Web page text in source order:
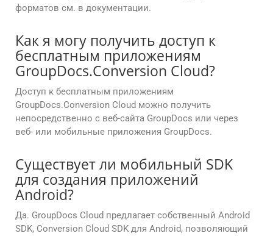
форматов см. в документации.
Как я могу получить доступ к
бесплатным приложениям
GroupDocs.Conversion Cloud?
Доступ к бесплатным приложениям
GroupDocs.Conversion Cloud можно получить
непосредственно с веб-сайта GroupDocs или через
веб- или мобильные приложения GroupDocs.
Существует ли мобильный SDK
для создания приложений
Android?
Да. GroupDocs Cloud предлагает собственный Android
SDK, Conversion Cloud SDK для Android, позволяющий